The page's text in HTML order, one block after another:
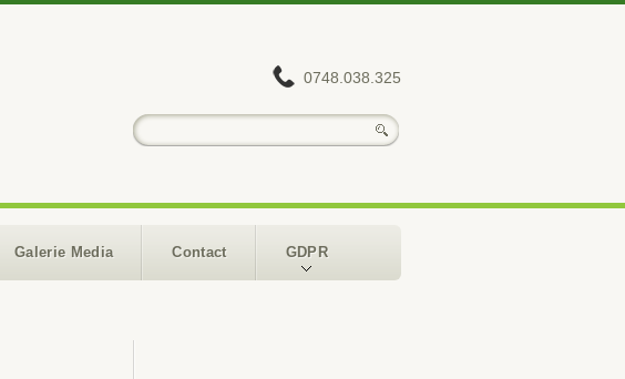
0748.038.325
Galerie Media Contact GDPR